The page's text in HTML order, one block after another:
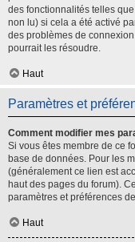
des fonctionnalités telles
non lu) si cela a été activé
des problèmes de
pourrait les résoudre.
Haut
Paramètres et
Comment modifier mes
Si vous êtes membre de ce
base de données. Pour les
(généralement ce lien est
haut des pages du forum).
paramètres et préférences
Haut